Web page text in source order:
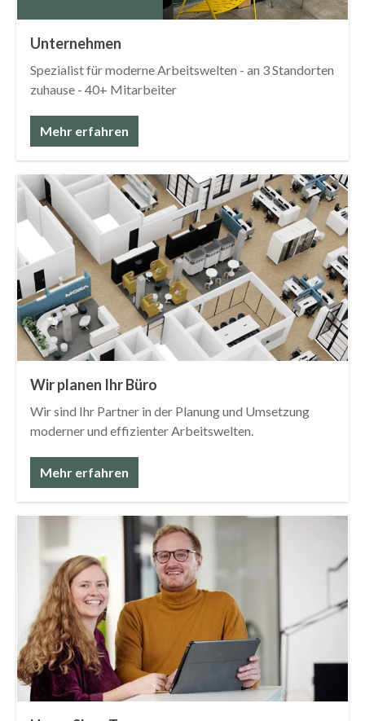
Unternehmen
Spezialist für moderne Arbeitswelten - an 3 Standorten
zuhause - 40+ Mitarbeiter
Mehr erfahren
Wir planen Ihr Büro
Wir sind Ihr Partner in der Planung und Umsetzung
moderner und effizienter Arbeitswelten.
Mehr erfahren